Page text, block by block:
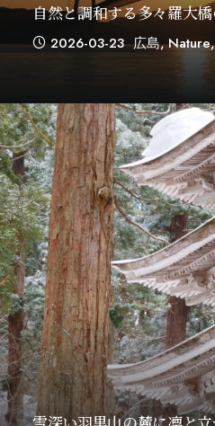
自然と調和する多々羅大
2026-03-23 広島,Nature,